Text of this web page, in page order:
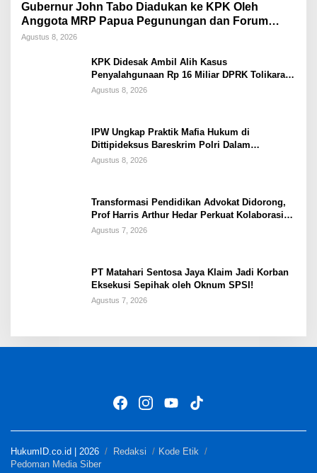
Gubernur John Tabo Diadukan ke KPK Oleh
Anggota MRP Papua Pegunungan dan Forum
Warga Papua
Agustus 8, 2026
KPK Didesak Ambil Alih Kasus
Penyalahgunaan Rp 16 Miliar DPRK Tolikara
Tahun 2017
Agustus 8, 2026
IPW Ungkap Praktik Mafia Hukum di
Dittipideksus Bareskrim Polri Dalam
Penanganan Kasus PT ARA
Agustus 8, 2026
Transformasi Pendidikan Advokat Didorong,
Prof Harris Arthur Hedar Perkuat Kolaborasi
Kampus
Agustus 7, 2026
PT Matahari Sentosa Jaya Klaim Jadi Korban
Eksekusi Sepihak oleh Oknum SPSI!
Agustus 7, 2026
HukumID.co.id | 2026 Redaksi
Kode Etik
Pedoman Media Siber